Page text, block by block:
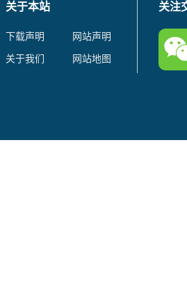
关于本站
下载声明
网站声明
关于我们
网站地图
关注